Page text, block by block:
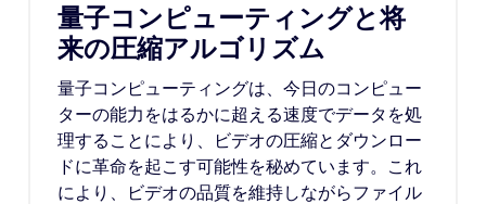
量子コンピューティングと将
来の圧縮アルゴリズム
量子コンピューティングは、今日のコンピュー
ターの能力をはるかに超える速度でデータを処
理することにより、ビデオの圧縮とダウンロー
ドに革命を起こす可能性を秘めています。これ
により、ビデオの品質を維持しながらファイル